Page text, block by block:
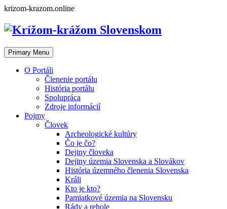
Skip
content
krizom-krazom.online
Primary Menu
O Portáli
Členenie portálu
História portálu
Spolupráca
Zdroje informácií
Pojmy
Človek
Archeologické kultúry
Čo je čo?
Dejiny človeka
Dejiny územia Slovenska a Slovákov
História územného členenia Slovenska
Králi
Kto je kto?
Pamiatkové územia na Slovensku
Rády a rehole